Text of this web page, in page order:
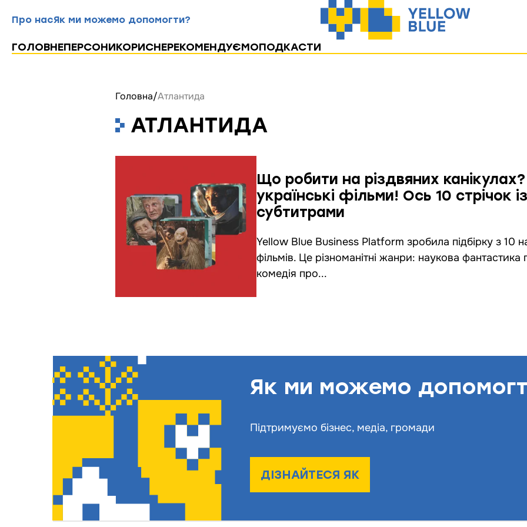
Про насЯк ми можемо допомогти?
ГОЛОВНЕПЕРСОНИКОРИСНЕРЕКОМЕНДУЄМОПОДКАСТИ
Головна/Атлантида
АТЛАНТИДА
Що робити на різдвяних
українські фільми! Ось 10 стрічок
субтитрами
Yellow Blue Business Platform зробила підбірку з 10
фільмів. Це різноманітні жанри: наукова
комедія про...
Як ми можемо
Підтримуємо бізнес, медіа, громади
ДІЗНАЙТЕСЯ ЯК